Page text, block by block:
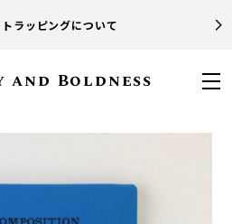
ラッピングについて
Boldness